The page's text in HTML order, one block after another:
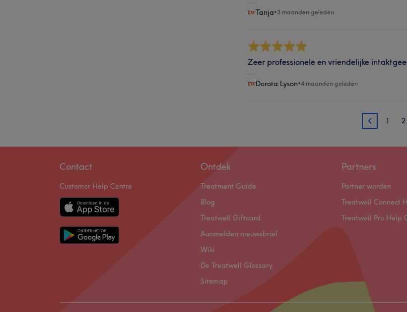
Tanja•3 maanden geleden
Zeer professionele en vriendelijke
Dorota Lyson•4 maanden geleden
2 1 2
Contact
Customer Help Centre
Ontdek
Treatment Guide
Blog
Treatwell Giftcard
Aanmelden nieuwsbrief
Wiki
De Treatwell Glossary
Sitemap
Partners
Partner worden
Treatwell Connect
Treatwell Pro Help